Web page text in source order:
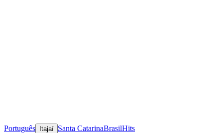
Português Itajaí Santa CatarinaBrasilHits